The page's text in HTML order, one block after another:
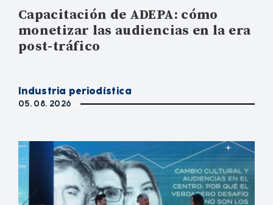
Capacitación de ADEPA: cómo
monetizar las audiencias en la era
post-tráfico
Industria periodística
05. 08. 2026